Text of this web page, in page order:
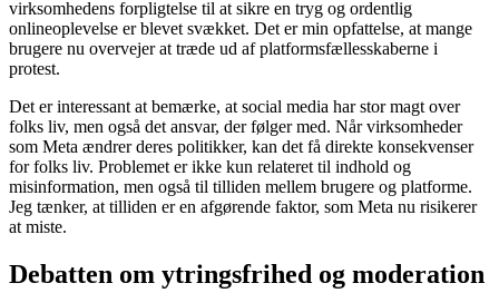
virksomhedens forpligtelse til at sikre en tryg og ordentlig
onlineoplevelse er blevet svækket. Det er min opfattelse, at mange
brugere nu overvejer at træde ud af platformsfællesskaberne i
protest.
Det er interessant at bemærke, at social media har stor magt over
folks liv, men også det ansvar, der følger med. Når virksomheder
som Meta ændrer deres politikker, kan det få direkte konsekvenser
for folks liv. Problemet er ikke kun relateret til indhold og
misinformation, men også til tilliden mellem brugere og platforme.
Jeg tænker, at tilliden er en afgørende faktor, som Meta nu risikerer
at miste.
Debatten om ytringsfrihed og moderation